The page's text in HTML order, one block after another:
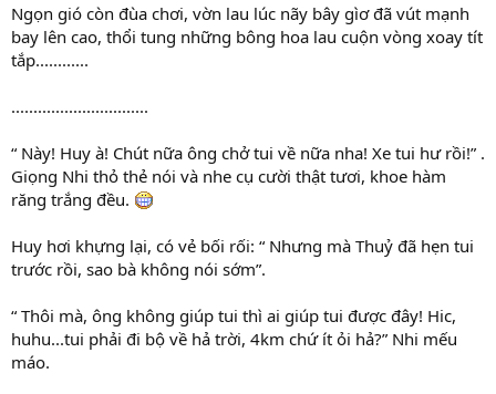
Ngọn gió còn đùa chơi, vờn lau lúc nãy bây gìơ đã vút mạnh
bay lên cao, thổi tung những bông hoa lau cuộn vòng xoay tít
tắp............
...............................
“ Này! Huy à! Chút nữa ông chở tui về nữa nha! Xe tui hư rồi!” .
Giọng Nhi thỏ thẻ nói và nhe cụ cười thật tươi, khoe hàm
răng trắng đều.
Huy hơi khựng lại, có vẻ bối rối: “ Nhưng mà Thuỷ đã hẹn tui
trước rồi, sao bà không nói sớm”.
“ Thôi mà, ông không giúp tui thì ai giúp tui được đây! Hic,
huhu...tui phải đi bộ về hả trời, 4km chứ ít ỏi hả?” Nhi mếu
máo.